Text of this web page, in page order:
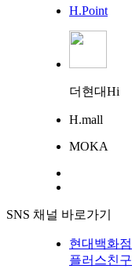
H.Point
더현대Hi
H.mall
MOKA
SNS 채널 바로가기
현대백화점
플러스친구